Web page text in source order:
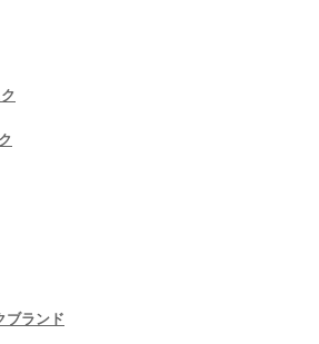
ブランド